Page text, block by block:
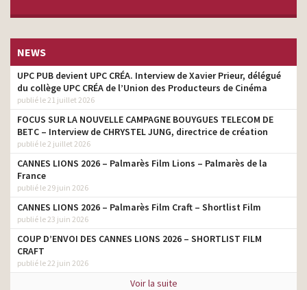
NEWS
UPC PUB devient UPC CRÉA. Interview de Xavier Prieur, délégué
du collège UPC CRÉA de l’Union des Producteurs de Cinéma
publié le 21 juillet 2026
FOCUS SUR LA NOUVELLE CAMPAGNE BOUYGUES TELECOM DE
BETC – Interview de CHRYSTEL JUNG, directrice de création
publié le 2 juillet 2026
CANNES LIONS 2026 – Palmarès Film Lions – Palmarès de la
France
publié le 29 juin 2026
CANNES LIONS 2026 – Palmarès Film Craft – Shortlist Film
publié le 23 juin 2026
COUP D’ENVOI DES CANNES LIONS 2026 – SHORTLIST FILM
CRAFT
publié le 22 juin 2026
Voir la suite